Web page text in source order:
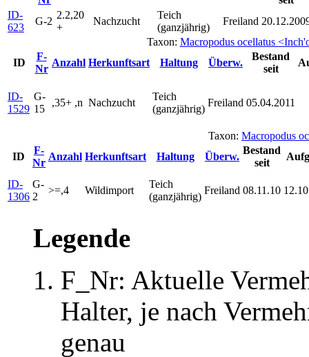
ID-
623
G-2
2.2,20
+
Nachzucht
Teich
(ganzjährig)
Freiland
Taxon: Macropodus ocellatus
ID
F-
Nr
Anzahl Herkunftsart Haltung Überw.
Bestand
seit
ID-
1529
G-
15
,35+ ,n Nachzucht
Teich
(ganzjährig)
Freiland 05.04.2011
Taxon: Macropodus
ID
F-
Nr
Anzahl Herkunftsart Haltung Überw.
Bestand
seit
ID-
1306
G-
2
>=,4 Wildimport
Teich
(ganzjährig)
Freiland 08.11.10
Legende
F_Nr: Aktuelle
Halter, je nach
genau